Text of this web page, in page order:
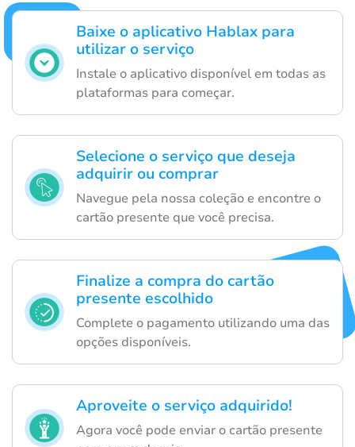
Baixe o aplicativo Hablax para
utilizar o serviço
Instale o aplicativo disponível em todas as
plataformas para começar.
Selecione o serviço que deseja
adquirir ou comprar
Navegue pela nossa coleção e encontre o
cartão presente que você precisa.
Finalize a compra do cartão
presente escolhido
Complete o pagamento utilizando uma das
opções disponíveis.
Aproveite o serviço adquirido!
Agora você pode enviar o cartão presente